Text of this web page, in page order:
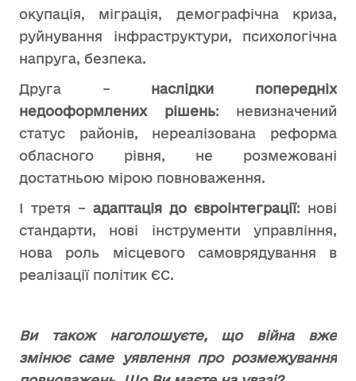
окупація, міграція, демографічна криза,
руйнування інфраструктури, психологічна
напруга, безпека.
Друга – наслідки попередніх
недооформлених рішень: невизначений
статус районів, нереалізована реформа
обласного рівня, не розмежовані
достатньою мірою повноваження.
І третя – адаптація до євроінтеграції: нові
стандарти, нові інструменти управління,
нова роль місцевого самоврядування в
реалізації політик ЄС.
Ви також наголошуєте, що війна вже
змінює саме уявлення про розмежування